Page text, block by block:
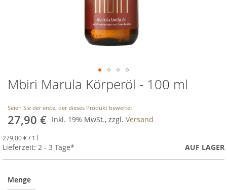
Skip
to
beginning
of
images
gallery
Mbiri Marula Körperöl - 100 ml
Seien Sie der erste, der dieses Produkt bewertet
27,90 € Inkl. 19% MwSt., zzgl. Versand
279,00 €/ 1 l
AUF LAGER
Lieferzeit: 2 - 3 Tage*
Menge